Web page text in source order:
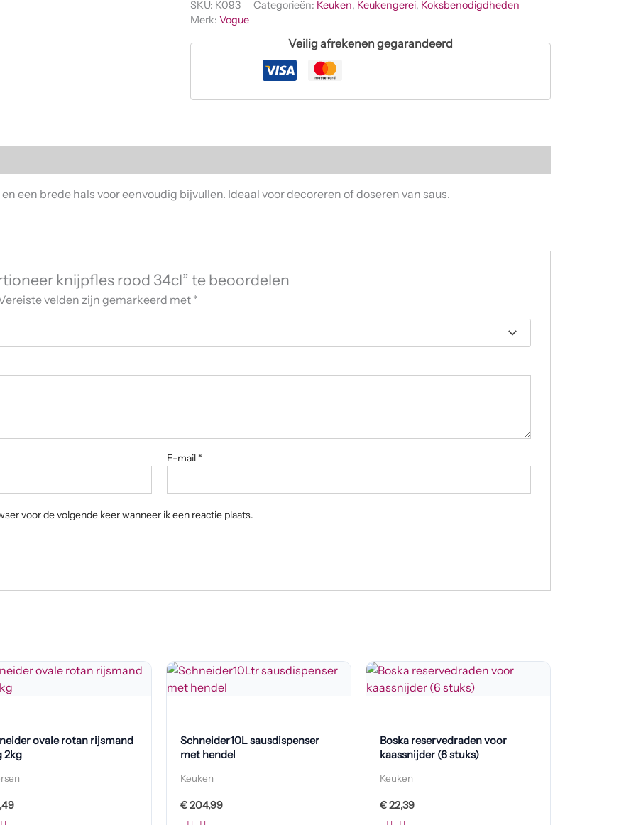
SKU: K093 Categorieën: Keuken, Keukengerei, Koksbenodigdheden
Merk:Vogue
Veilig afrekenen gegarandeerd
een brede hals voor eenvoudig bijvullen. Ideaal voor decoreren of doseren van saus.
knijpfles rood 34cl” te beoordelen
velden zijn gemarkeerd met *
E-mail *
voor de volgende keer wanneer ik een reactie plaats.
ovale rotan rijsmand
2kg
Schneider10L sausdispenser
met hendel
Keuken
€204,99
Boska reservedraden voor
kaassnijder (6 stuks)
Keuken
€22,39